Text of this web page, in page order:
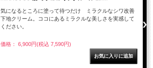
気になるところに塗って待つだけ ミラクルなシワ改善
下地クリーム。ココにあるミラクルな美しさを実感して
ください。
価格： 6,900円(税込 7,590円)